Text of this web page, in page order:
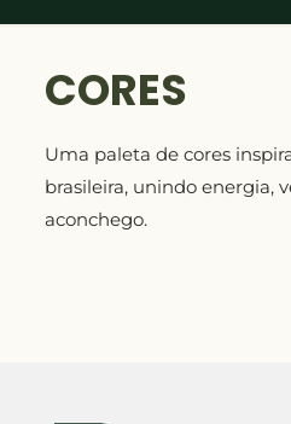
CORES
Uma paleta de cores
brasileira, unindo energia,
aconchego.